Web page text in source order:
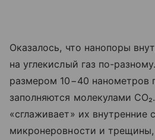
Оказалось, что нанопоры
на углекислый газ по-
размером 10−40 нанометров
заполняются молекулами
«сглаживает» их внутренние
микронеровности и